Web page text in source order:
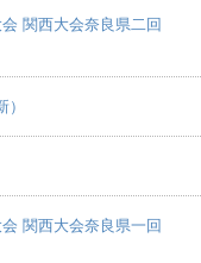
関西大会奈良県二回
関西大会奈良県一回